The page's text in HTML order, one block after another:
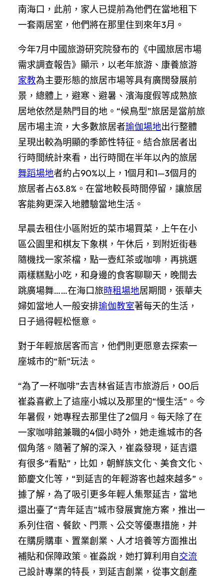
南海口，此前，家人已提前為他們在當地租下
一套兩居室，他們將在那里住到來年3月。
今年7月中國旅游研究院發布的《中國旅居市場
需求調查報告》顯示，以老年旅游、康養旅游
家教為主要形態的旅居市場等具有廣闊發展前
景，總體上，避寒、避暑、濱海度假等成熟旅
居地依然是熱門目的地。“候鳥型”旅居是當前旅
居市場主流，大多數旅居者瑜伽場地出行整體
呈現出較為明顯的季節性特征。結合旅居者出
行時間統計來看，出行時間在半年以內的旅居
舞蹈場地者約占90%以上，1個月和1—3個月的
旅居者占63.8%。在當地較長時間停留，讓旅居
客能夠更深入地體驗當地生活。
早晨去租住小區附近的菜市場買菜，上午在小
區公園里和棋友下象棋，午休后，到附近街巷
隨機找一家茶檔，點一壺紅茶或咖啡，再挑選
兩樣糕點小吃，和身邊的食客聊聊天，晚間去
跳廣場舞……在海口旅時租場地居期間，張華夫
婦如當地人一般安排瑜伽教室著每天的生活，
日子過得輕松愜意。
對于年輕旅居客而言，他們則更愿意去探索一
座城市的“新”玩法。
“為了一杯咖啡”去吉林省延吉市旅游后，00后
崔淼喜歡上了這座小城以及那里的“慢生活”。今
年暑假，她專程去那里住了2個月。每天除了在
一家咖啡館兼職的4個小時外，她走進城市的各
個角落。隨著了解的深入，崔淼發現，延吉還
有很多“看點”，比如，朝鮮族文化、美食文化、
節慶文化等，“到延吉的年輕游客也越來越多”。
據了解，為了吸引更多年輕人集聚延吉，當地
還出臺了“青年延吉”城市發展實施方案，推出一
系列住宿、餐飲、門票、公交等優惠措施，并
在購房購車、置業創業、人才培養等方面推出
補貼和保障政策。崔淼說，她打算利用自交流
己設計專業的特長，到延吉創業，從事文創產